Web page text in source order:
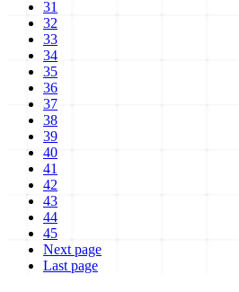
31
32
33
34
35
36
37
38
39
40
41
42
43
44
45
Next page
Last page